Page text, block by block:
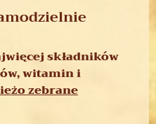
składników
witamin i
zebrane